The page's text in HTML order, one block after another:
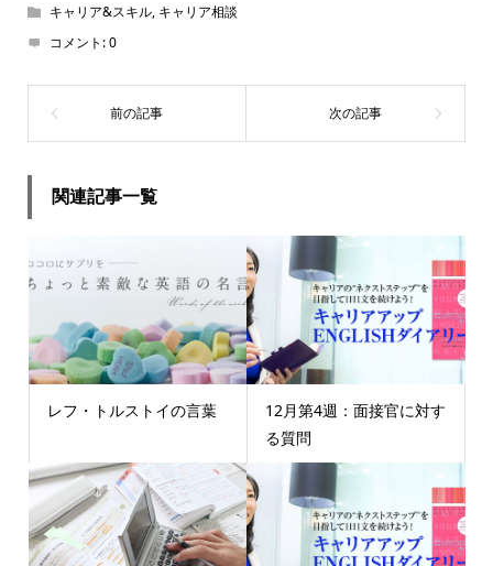
キャリア&スキル, キャリア相談
コメント:0
関連記事一覧
レフ・トルストイの言葉
12月第4週：面接官に対す
る質問